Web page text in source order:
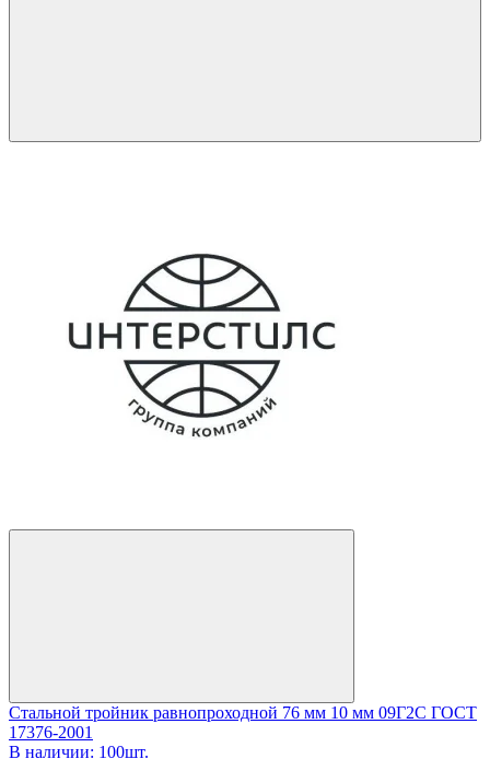
Стальной тройник равнопроходной 76 мм 10 мм 09Г2С ГОСТ
17376-2001
В наличии: 100шт.